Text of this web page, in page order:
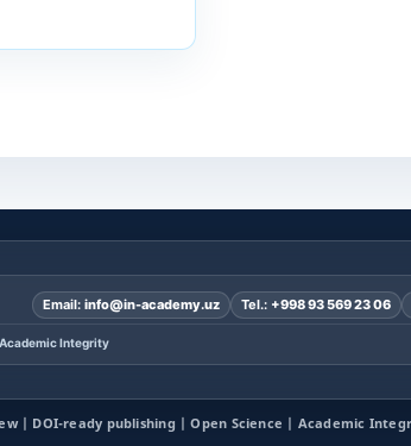
Email: info@in-academy.uz Tel.: +998 93 569 23 06
Integrity